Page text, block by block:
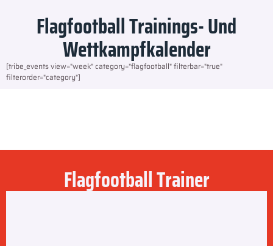
Flagfootball Trainings- Und
Wettkampfkalender
[tribe_events view="week" category="flagfootball" filterbar="true"
filterorder="category"]
Flagfootball Trainer